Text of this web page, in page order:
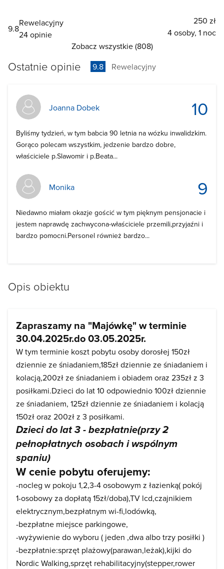
9.8
Rewelacyjny
24 opinie
250 zł
4 osoby, 1 noc
Zobacz wszystkie (808)
Ostatnie opinie 9.8 Rewelacyjny
10
Joanna Dobek
Byliśmy tydzień, w tym babcia 90 letnia na wózku inwalidzkim.
Gorąco polecam wszystkim, jedzenie bardzo dobre,
właściciele p.Slawomir i p.Beata...
9
Monika
Niedawno miałam okazje gościć w tym pięknym pensjonacie i
jestem naprawdę zachwycona-właściciele przemili,przyjaźni i
bardzo pomocni.Personel również bardzo...
Opis obiektu
Zapraszamy na "Majówkę" w terminie
30.04.2025r.do 03.05.2025r.
W tym terminie koszt pobytu osoby dorosłej 150zł
dziennie ze śniadaniem,185zł dziennie ze śniadaniem i
kolacją,200zł ze śniadaniem i obiadem oraz 235zł z 3
posiłkami.Dzieci do lat 10 odpowiednio 100zł dziennie
ze śniadaniem, 125zł dziennie ze śniadaniem i kolacją
150zł oraz 200zł z 3 posiłkami.
Dzieci do lat 3 - bezpłatnie(przy 2
pełnopłatnych osobach i wspólnym
spaniu)
W cenie pobytu oferujemy:
-nocleg w pokoju 1,2,3-4 osobowym z łazienką( pokój
1-osobowy za dopłatą 15zł/doba),TV lcd,czajnikiem
elektrycznym,bezpłatnym wi-fi,lodówką,
-bezpłatne miejsce parkingowe,
-wyżywienie do wyboru ( jeden ,dwa albo trzy posiłki )
-bezpłatnie:sprzęt plażowy(parawan,leżak),kijki do
Nordic Walking,sprzęt rehabilitacyjny(stepper,rower